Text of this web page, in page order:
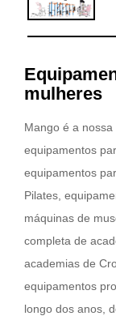
mulheres
Mango é a
equipamentos
equipamentos
Pilates,
máquinas de
completa de
academias de
equipamentos
longo dos anos,